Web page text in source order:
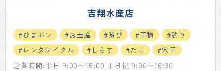
吉翔水産店
#ひまポン #お土産 #遊び #干物
#釣り
#レンタサイクル
#しらす #たこ
#穴子
営業時間:平日 9:00〜16:00 土日祝 9:00〜16:30